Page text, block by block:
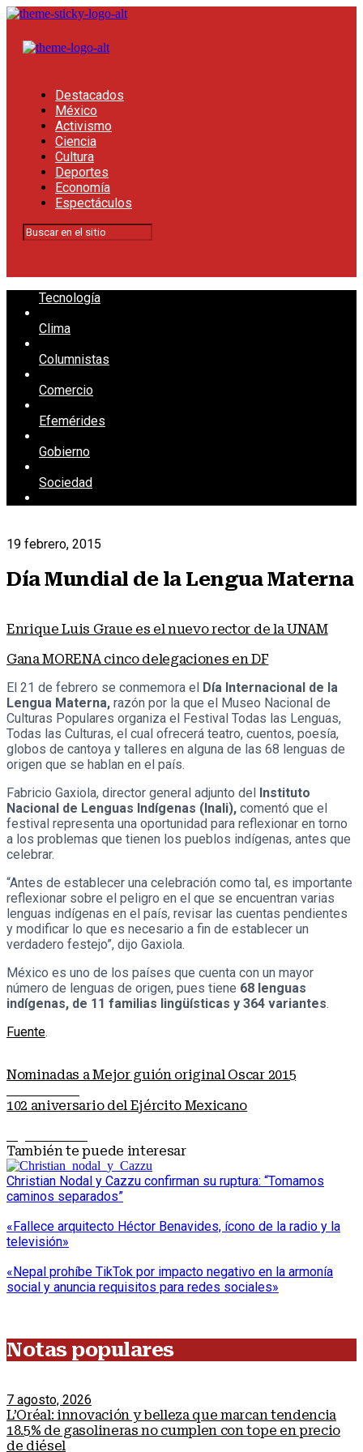
Destacados
México
Activismo
Ciencia
Cultura
Deportes
Economía
Espectáculos
Tecnología
Clima
Columnistas
Comercio
Efemérides
Gobierno
Sociedad
19 febrero, 2015
Día Mundial de la Lengua Materna
Enrique Luis Graue es el nuevo rector de la UNAM
Gana MORENA cinco delegaciones en DF
El 21 de febrero se conmemora el Día Internacional de la
Lengua Materna, razón por la que el Museo Nacional de
Culturas Populares organiza el Festival Todas las Lenguas,
Todas las Culturas, el cual ofrecerá teatro, cuentos, poesía,
globos de cantoya y talleres en alguna de las 68 lenguas de
origen que se hablan en el país.
Fabricio Gaxiola, director general adjunto del Instituto
Nacional de Lenguas Indígenas (Inali), comentó que el
festival representa una oportunidad para reflexionar en torno
a los problemas que tienen los pueblos indígenas, antes que
celebrar.
“Antes de establecer una celebración como tal, es importante
reflexionar sobre el peligro en el que se encuentran varias
lenguas indígenas en el país, revisar las cuentas pendientes
y modificar lo que es necesario a fin de establecer un
verdadero festejo”, dijo Gaxiola.
México es uno de los países que cuenta con un mayor
número de lenguas de origen, pues tiene 68 lenguas
indígenas, de 11 familias lingüísticas y 364 variantes.
Fuente.
Nominadas a Mejor guión original Oscar 2015
102 aniversario del Ejército Mexicano
También te puede interesar
Christian Nodal y Cazzu confirman su ruptura: “Tomamos
caminos separados”
«Fallece arquitecto Héctor Benavides, ícono de la radio y la
televisión»
«Nepal prohíbe TikTok por impacto negativo en la armonía
social y anuncia requisitos para redes sociales»
Notas populares
7 agosto, 2026
L’Oréal: innovación y belleza que marcan tendencia
18.5% de gasolineras no cumplen con tope en precio
de diésel